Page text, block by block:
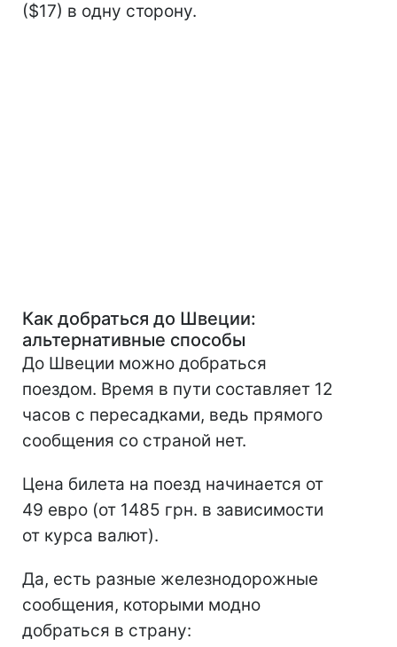
($17) в одну сторону.
Как добраться до Швеции:
альтернативные способы
До Швеции можно добраться
поездом. Время в пути составляет 12
часов с пересадками, ведь прямого
сообщения со страной нет.
Цена билета на поезд начинается от
49 евро (от 1485 грн. в зависимости
от курса валют).
Да, есть разные железнодорожные
сообщения, которыми модно
добраться в страну: